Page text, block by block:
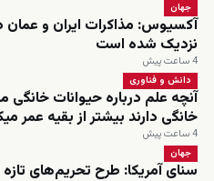
جهان
آکسیوس: مذاکرات ایران و عمان
نزدیک شده است
4 ساعت پیش
دانش و فناوری
آنچه علم درباره حیوانات
خانگی دارند بیشتر از بقیه عمر
4 ساعت پیش
جهان